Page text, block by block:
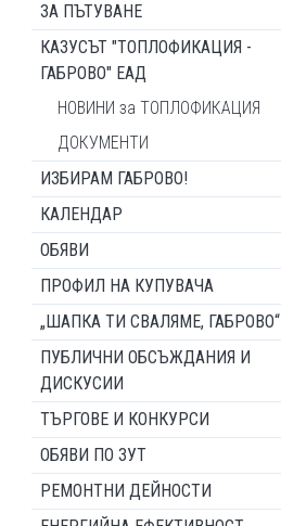
ЗА ПЪТУВАНЕ
КАЗУСЪТ "ТОПЛОФИКАЦИЯ -
ГАБРОВО" ЕАД
НОВИНИ за ТОПЛОФИКАЦИЯ
ДОКУМЕНТИ
ИЗБИРАМ ГАБРОВО!
КАЛЕНДАР
ОБЯВИ
ПРОФИЛ НА КУПУВАЧА
„ШАПКА ТИ СВАЛЯМЕ, ГАБРОВО“
ПУБЛИЧНИ ОБСЪЖДАНИЯ И
ДИСКУСИИ
ТЪРГОВЕ И КОНКУРСИ
ОБЯВИ ПО ЗУТ
РЕМОНТНИ ДЕЙНОСТИ